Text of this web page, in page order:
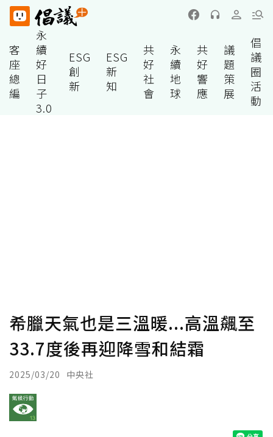
客
座
總
編
永
續
好
日
子
3.0
ESG
創
新
ESG
新
知
共
好
社
會
永
續
地
球
共
好
響
應
議
題
策
展
倡
議
圈
活
動
希臘天氣也是三溫暖...高溫飆至
33.7度後再迎降雪和結霜
2025/03/20 中央社